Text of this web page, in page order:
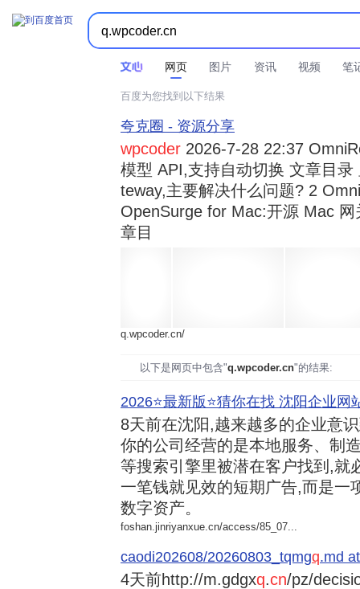
网页 图片 资讯 视频 笔
时间不限  所有网页和文件  站点内检索 
百度为您找到以下结果
夸克圈 - 资源分享
wpcoder 2026-7-28 22:37
模型 API,支持自动切换 文章目
teway,主要解决什么问题? 2
OpenSurge for Mac:开源 Mac
章目
q.wpcoder.cn/
以下是网页中包含"q.wpcoder.cn"的结果:
2026⭐️最新版⭐️猜你在找 沈阳企业网
8天前在沈阳,越来越多的企业意
你的公司经营的是本地服务、制
等搜索引擎里被潜在客户找到,就
一笔钱就见效的短期广告,而是一
数字资产。
foshan.jinriyanxue.cn/access/85_07...
caodi202608/20260803_tqmgq.md
4天前http://m.gdgxq.cn/pz/